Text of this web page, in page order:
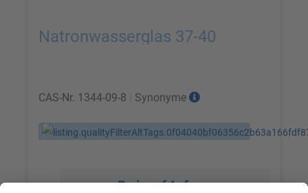
Natronwasserglas 37-40
CAS-Nr. 1344-09-8 Synonyme
Preis auf Anfrage